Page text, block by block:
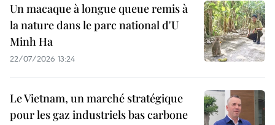
Un macaque à longue queue remis à
la nature dans le parc national d'U
Minh Ha
22/07/2026 13:24
Le Vietnam, un marché stratégique
pour les gaz industriels bas carbone